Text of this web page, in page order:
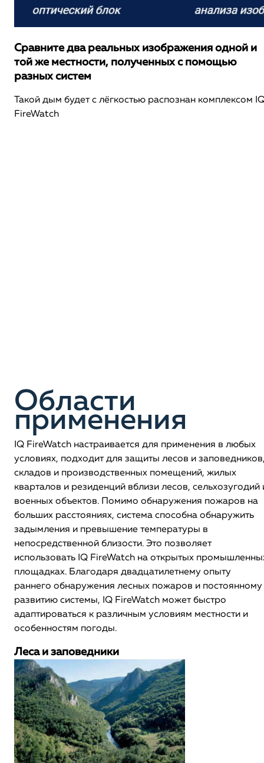
Сравните два реальных изображения одной и
той же местности, полученных с помощью
разных систем
Такой дым будет с лёгкостью распознан комплексом
FireWatch
Области
применения
IQ FireWatch настраивается для применения в любых
условиях, подходит для защиты лесов и
складов и производственных помещений, жилых
кварталов и резиденций вблизи лесов, сельхозугодий
военных объектов. Помимо обнаружения пожаров на
больших расстояниях, система способна обнаружить
задымления и превышение температуры в
непосредственной близости. Это позволяет
использовать IQ FireWatch на открытых
площадках. Благодаря двадцатилетнему опыту
раннего обнаружения лесных пожаров и постоянному
развитию системы, IQ FireWatch может быстро
адаптироваться к различным условиям местности и
особенностям погоды.
Леса и заповедники